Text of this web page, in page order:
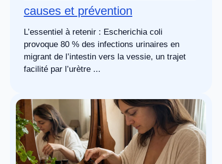
causes et prévention
L’essentiel à retenir : Escherichia coli
provoque 80 % des infections urinaires en
migrant de l’intestin vers la vessie, un trajet
facilité par l’urètre ...